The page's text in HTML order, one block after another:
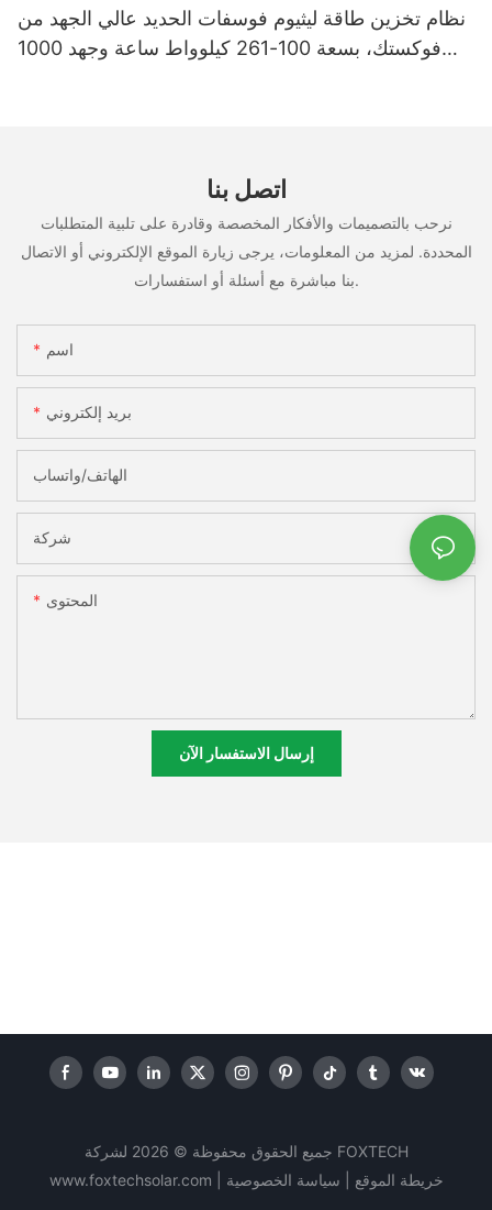
نظام تخزين طاقة ليثيوم فوسفات الحديد عالي الجهد من
فوكستك، بسعة 100-261 كيلوواط ساعة وجهد 1000
اتصل بنا
نرحب بالتصميمات والأفكار المخصصة وقادرة على تلبية المتطلبات
المحددة. لمزيد من المعلومات، يرجى زيارة الموقع الإلكتروني أو الاتصال
بنا مباشرة مع أسئلة أو استفسارات.
اسم
بريد إلكتروني
الهاتف/واتساب
شركة
المحتوى
إرسال الاستفسار الآن
جميع الحقوق محفوظة © 2026 لشركة FOXTECH
www.foxtechsolar.com
خريطة الموقع | سياسة الخصوصية